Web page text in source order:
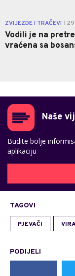
ZVIJEZDE I TRAČEVI
Vodili je na
vraćena sa
Naše
Budite bolje
aplikaciju
TAGOVI
PJEVAČI
PODIJELI